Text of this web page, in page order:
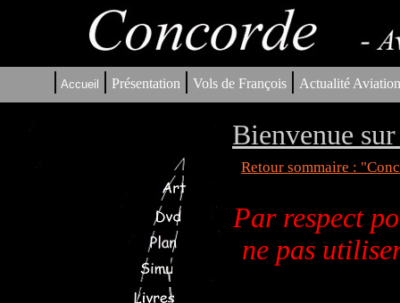
| Accueil | Présentation | Vols de François | Actualité
Bienvenue
Retour sommaire :
Par respect
ne pas